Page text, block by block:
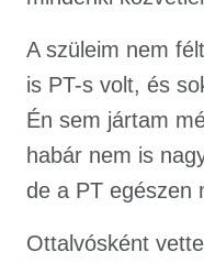
A szüleim nem
is PT-s volt, és
Én sem jártam
habár nem is
de a PT egészen
Ottalvósként